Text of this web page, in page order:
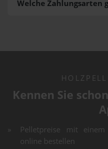
Welche Zahlungsarten
Kennen Sie
Pelletpreise mit
online bestellen